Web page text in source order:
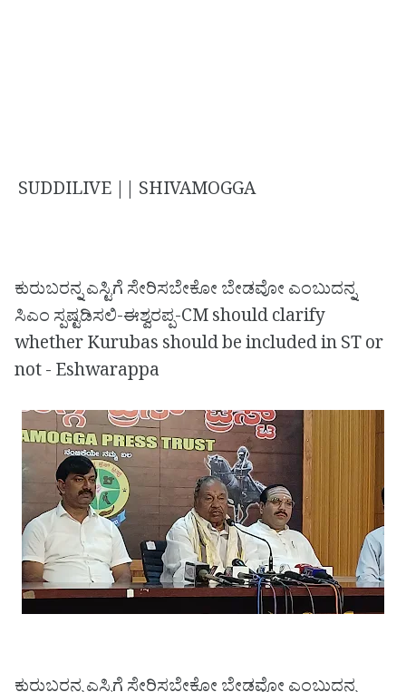
SUDDILIVE || SHIVAMOGGA
ಕುರುಬರನ್ನ ಎಸ್ಟಿಗೆ ಸೇರಿಸಬೇಕೋ ಬೇಡವೋ ಎಂಬುದನ್ನ
ಸಿಎಂ ಸ್ಪಷ್ಟಡಿಸಲಿ-ಈಶ್ವರಪ್ಪ-CM should clarify
whether Kurubas should be included in ST or
not - Eshwarappa